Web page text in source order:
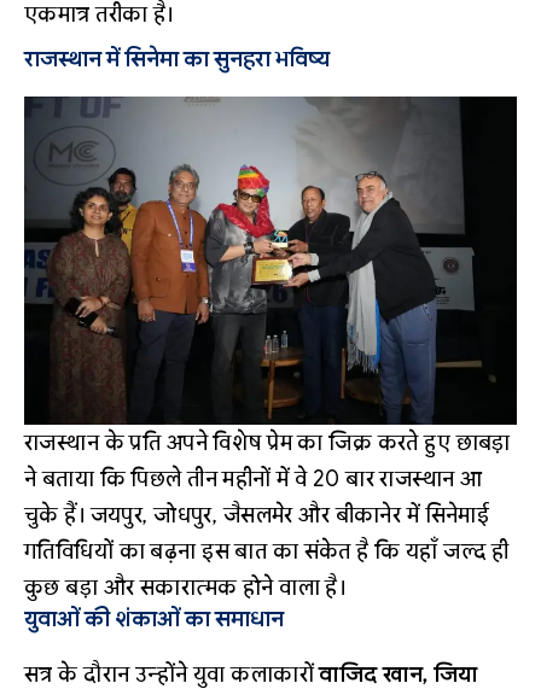
एकमात्र तरीका है।
राजस्थान में सिनेमा का सुनहरा भविष्य
राजस्थान के प्रति अपने विशेष प्रेम का जिक्र करते हुए छाबड़ा
ने बताया कि पिछले तीन महीनों में वे 20 बार राजस्थान आ
चुके हैं। जयपुर, जोधपुर, जैसलमेर और बीकानेर में सिनेमाई
गतिविधियों का बढ़ना इस बात का संकेत है कि यहाँ जल्द ही
कुछ बड़ा और सकारात्मक होने वाला है।
युवाओं की शंकाओं का समाधान
सत्र के दौरान उन्होंने युवा कलाकारोंवाजिद खान, जिया